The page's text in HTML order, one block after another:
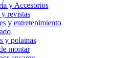
y Accesorios
revistas
y entretenimiento
y polainas
montar